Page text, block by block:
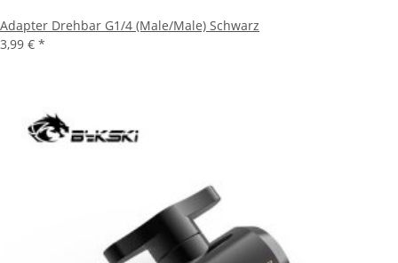
Adapter Drehbar G1/4 (Male/Male) Schwarz
3,99 € *